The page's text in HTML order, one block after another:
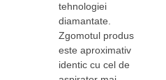
tehnologiei
diamantate.
Zgomotul produs
este aproximativ
identic cu cel de